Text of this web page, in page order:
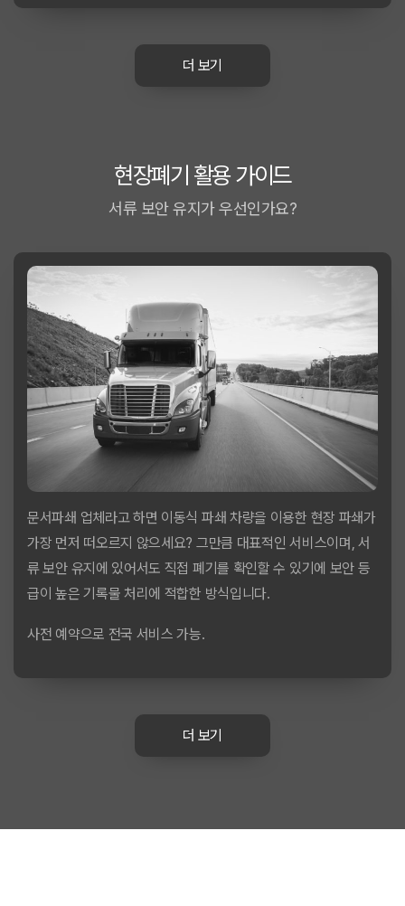
더 보기
현장폐기 활용 가이드
서류 보안 유지가 우선인가요?
문서파쇄 업체라고 하면 이동식 파쇄 차량을 이용한 현장 파쇄가
가장 먼저 떠오르지 않으세요? 그만큼 대표적인 서비스이며, 서
류 보안 유지에 있어서도 직접 폐기를 확인할 수 있기에 보안 등
급이 높은 기록물 처리에 적합한 방식입니다.
사전 예약으로 전국 서비스 가능.
더 보기